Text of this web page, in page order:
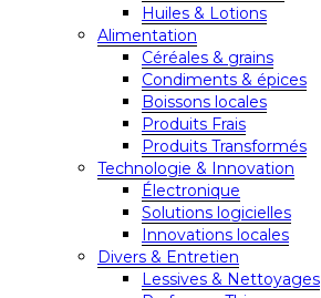
Huiles & Lotions
Alimentation
Céréales & grains
Condiments & épices
Boissons locales
Produits Frais
Produits Transformés
Technologie & Innovation
Électronique
Solutions logicielles
Innovations locales
Divers & Entretien
Lessives & Nettoyages